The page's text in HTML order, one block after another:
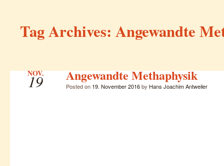
Tag Archives: Angewandte
NOV.
19 Angewandte Methaphysik
Posted on 19. November 2016by Hans Joachim Antweiler